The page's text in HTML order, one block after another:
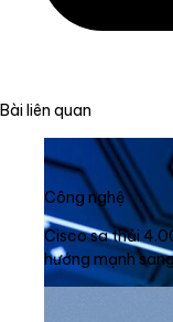
Bài liên quan
Công nghệ
Cisco sa thải
hướng mạnh